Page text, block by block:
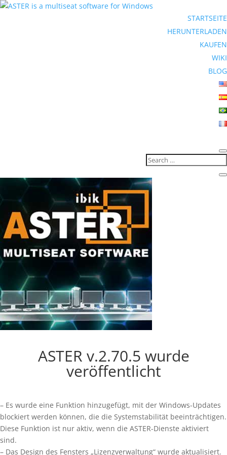
STARTSEITE
HERUNTERLADEN
KAUFEN
WIKI
BLOG
ASTER v.2.70.5 wurde
veröffentlicht
– Es wurde eine Funktion hinzugefügt, mit der Windows-Updates
blockiert werden können, die die Systemstabilität beeinträchtigen.
Diese Funktion ist nur aktiv, wenn die ASTER-Dienste aktiviert
sind.
– Das Design des Fensters „Lizenzverwaltung“ wurde aktualisiert.